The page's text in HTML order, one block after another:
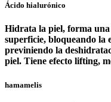
Ácido hialurónico
Hidrata la piel, forma
superficie, bloqueando la
previniendo la
piel. Tiene efecto lifting,
hamamelis